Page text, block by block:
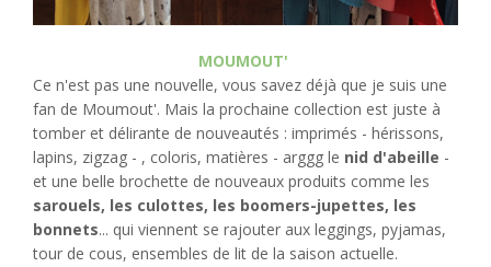
MOUMOUT'
Ce n'est pas une nouvelle, vous savez déjà que je suis une
fan de Moumout'. Mais la prochaine collection est juste à
tomber et délirante de nouveautés : imprimés - hérissons,
lapins, zigzag - , coloris, matières - arggg le nid d'abeille -
et une belle brochette de nouveaux produits comme les
sarouels, les culottes, les boomers-jupettes, les
bonnets... qui viennent se rajouter aux leggings, pyjamas,
tour de cous, ensembles de lit de la saison actuelle.